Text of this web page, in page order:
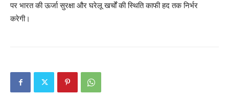
पर भारत की ऊर्जा सुरक्षा और घरेलू खर्चों की स्थिति काफी हद तक निर्भर
करेगी।